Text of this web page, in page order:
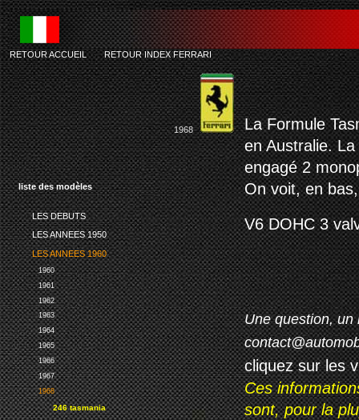
liste des modèles
LES DEBUTS
LES ANNEES 1950
LES ANNEES 1960
1960
1961
1962
1963
1964
1965
1966
1967
1968
246 tasmania
RETOUR ACCUEIL-RETOUR INDEX FERRARI
1968
La Formule
en Australie.
engagé 2
On voit, en
V6 DOHC 3
Une question, un
cliquez sur les
Ces
sont, pour la